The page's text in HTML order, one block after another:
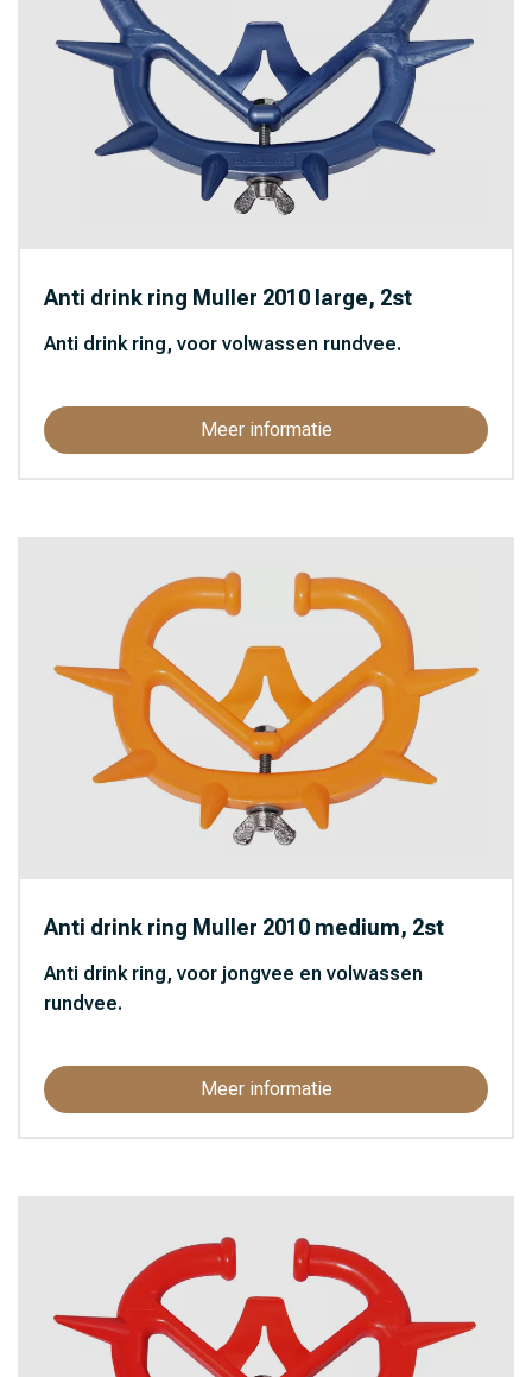
Anti drink ring Muller 2010 large, 2st
Anti drink ring, voor volwassen rundvee.
Meer informatie
Anti drink ring Muller 2010 medium, 2st
Anti drink ring, voor jongvee en volwassen
rundvee.
Meer informatie